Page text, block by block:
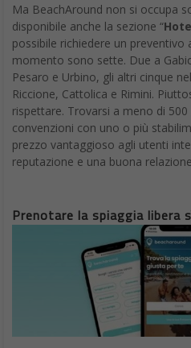
Ma BeachAround non si occupa
disponibile anche la sezione “Hote
possibile richiedere un preventivo
momento sono sette. Due a
Pesaro e Urbino, gli altri cinque
Riccione, Cattolica e Rimini.
rispettare. Trovarsi a meno di
convenzioni con uno o più
prezzo vantaggioso agli utenti
reputazione e una buona
Prenotare la spiaggia libera